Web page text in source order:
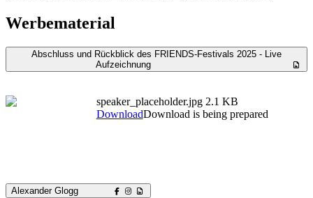
Werbematerial
Abschluss und Rückblick des FRIENDS-Festivals 2025 - Live
Aufzeichnung
speaker_placeholder.jpg 2.1 KB
DownloadDownload is being prepared
Alexander Glogg